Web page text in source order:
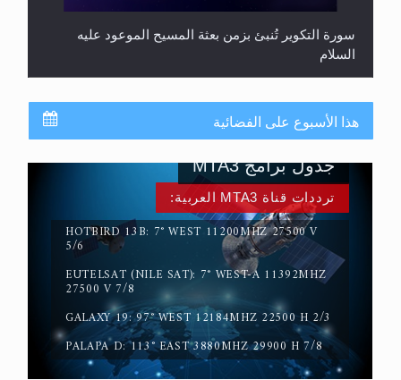
سورة التكوير تُنبئ بزمن بعثة المسيح الموعود عليه
حقيقة المسيح الدجال
هذا الأسبوع على الفضائية
ترددات قناة MTA3 العربية:
HOTBIRD 13B: 7° WEST 11200MHZ 27500 V
5/6
EUTELSAT (NILE SAT): 7° WEST-A 11392MHZ
27500 V 7/8
GALAXY 19: 97° WEST 12184MHZ 22500 H 2/3
PALAPA D: 113° EAST 3880MHZ 29900 H 7/8
جدول برامج MTA3